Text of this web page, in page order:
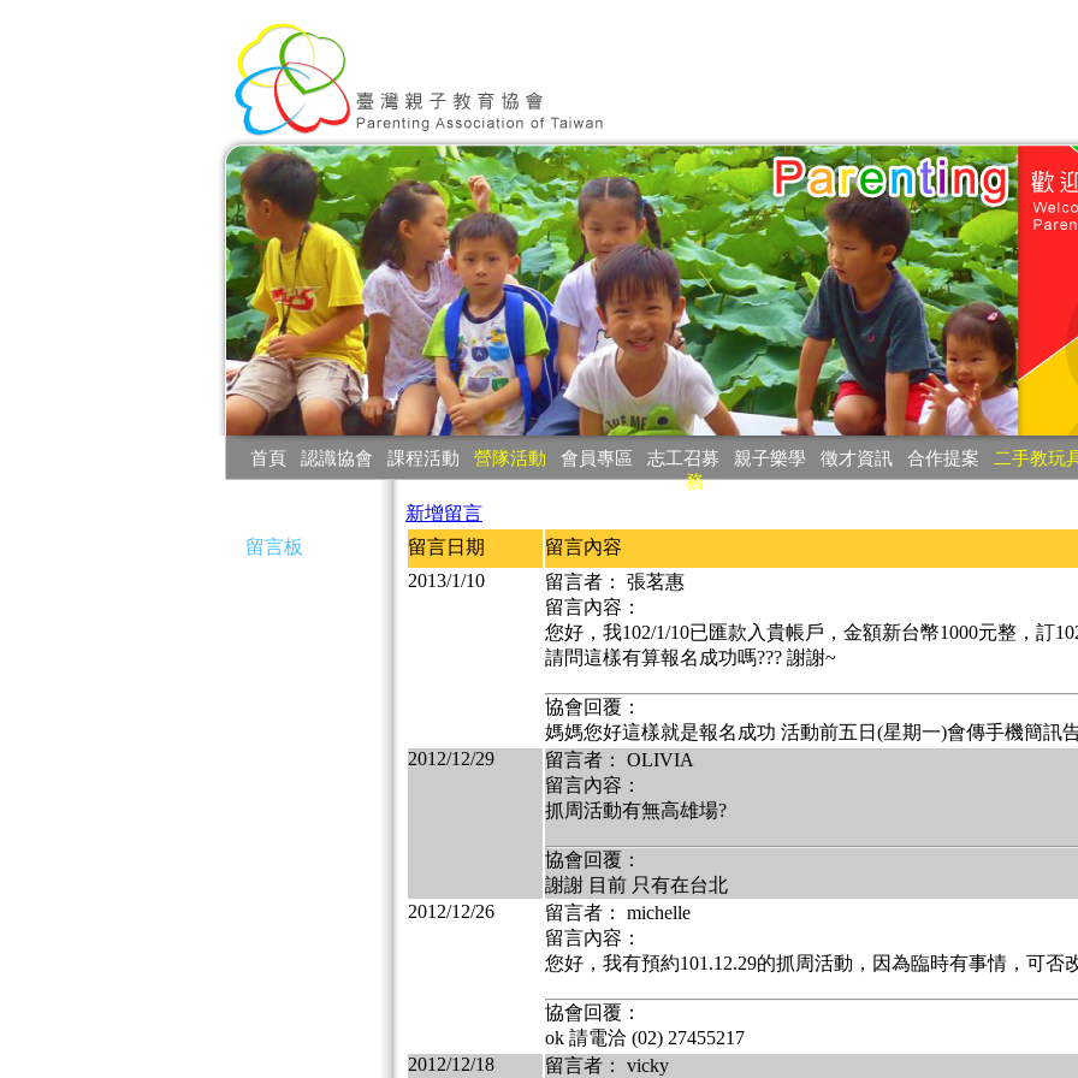
首頁 認識協會 課程活動 營隊活動 會員專區 志工召募 親子樂學 徵才資訊 合作提案
二手教玩
務
留言板
新增留言
留言日期
留言內容
2013/1/10
留言者： 張茗惠
留言內容：
您好，我102/1/10已匯款入貴帳戶，金額新台幣1000元整，訂
請問這樣有算報名成功嗎??? 謝謝~
協會回覆：
媽媽您好這樣就是報名成功 活動前五日(星期一)會傳手機簡訊
2012/12/29
留言者： OLIVIA
留言內容：
抓周活動有無高雄場?
協會回覆：
謝謝 目前 只有在台北
2012/12/26
留言者： michelle
留言內容：
您好，我有預約101.12.29的抓周活動，因為臨時有事情，可否
協會回覆：
ok 請電洽 (02) 27455217
2012/12/18
留言者： vicky